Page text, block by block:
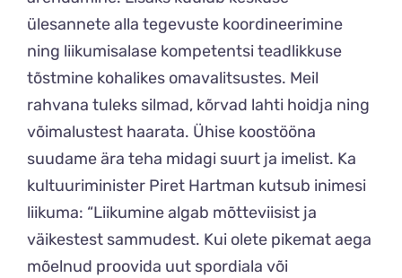
ülesannete alla tegevuste koordineerimine
ning liikumisalase kompetentsi teadlikkuse
tõstmine kohalikes omavalitsustes. Meil
rahvana tuleks silmad, kõrvad lahti hoidja ning
võimalustest haarata. Ühise koostööna
suudame ära teha midagi suurt ja imelist. Ka
kultuuriminister Piret Hartman kutsub inimesi
liikuma: “Liikumine algab mõtteviisist ja
väikestest sammudest. Kui olete pikemat aega
mõelnud proovida uut spordiala või